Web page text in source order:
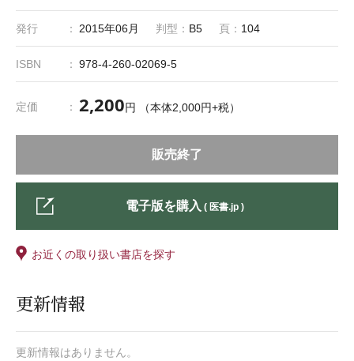
発行 2015年06月 判型： B5 頁： 104
ISBN 978-4-260-02069-5
定価 2,200円 （本体2,000円+税）
販売終了
電子版を購入 ( 医書.jp )
お近くの取り扱い書店を探す
更新情報
更新情報はありません。